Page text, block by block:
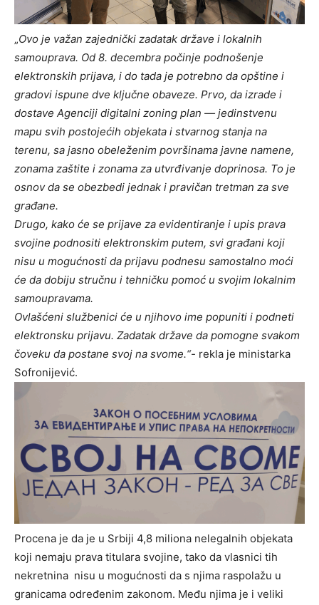
„Ovo je važan zajednički zadatak države i lokalnih
samouprava. Od 8. decembra počinje podnošenje
elektronskih prijava, i do tada je potrebno da opštine i
gradovi ispune dve ključne obaveze. Prvo, da izrade i
dostave Agenciji digitalni zoning plan — jedinstvenu
mapu svih postojećih objekata i stvarnog stanja na
terenu, sa jasno obeleženim površinama javne namene,
zonama zaštite i zonama za utvrđivanje doprinosa. To je
osnov da se obezbedi jednak i pravičan tretman za sve
građane.
Drugo, kako će se prijave za evidentiranje i upis prava
svojine podnositi elektronskim putem, svi građani koji
nisu u mogućnosti da prijavu podnesu samostalno moći
će da dobiju stručnu i tehničku pomoć u svojim lokalnim
samoupravama.
Ovlašćeni službenici će u njihovo ime popuniti i podneti
elektronsku prijavu. Zadatak države da pomogne svakom
čoveku da postane svoj na svome.“- rekla je ministarka
Sofronijević.
Procena je da je u Srbiji 4,8 miliona nelegalnih objekata
koji nemaju prava titulara svojine, tako da vlasnici tih
nekretnina nisu u mogućnosti da s njima raspolažu u
granicama određenim zakonom. Među njima je i veliki